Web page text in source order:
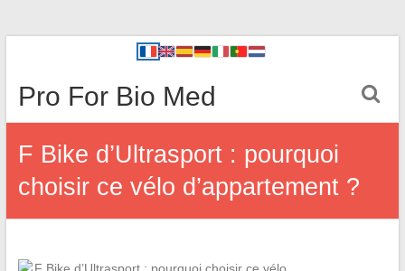
Pro For Bio Med
F Bike d’Ultrasport : pourquoi
choisir ce vélo d’appartement ?